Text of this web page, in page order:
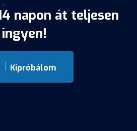
napon át teljesen
ingyen!
Kipróbálom